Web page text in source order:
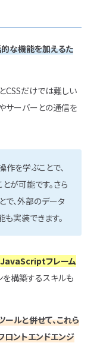
な機能を加えるた
CSSだけでは難しい
サーバーとの通信を
を学ぶことで、
が可能です。さら
で、外部のデータ
実装できます。
JavaScriptフレーム
を構築するスキルも
ルと併せて、これら
ントエンドエンジ